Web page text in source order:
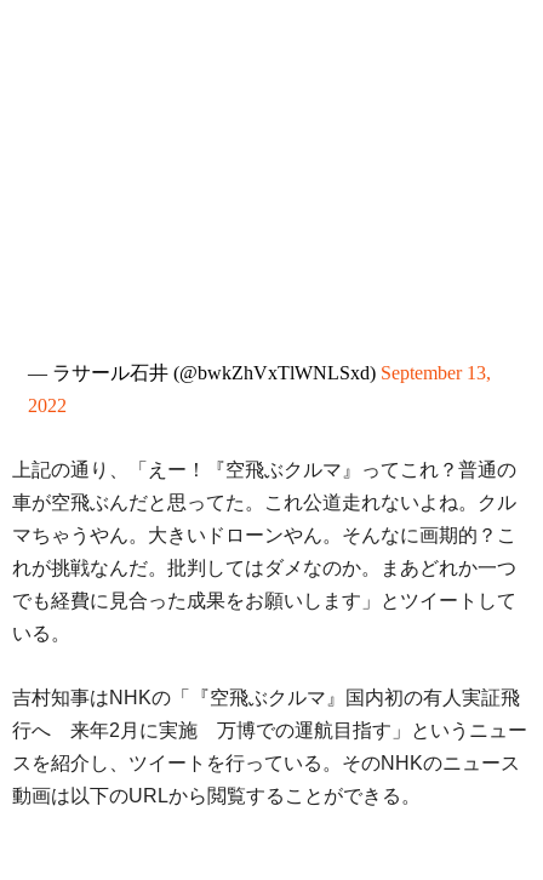
— ラサール石井 (@bwkZhVxTlWNLSxd) September 13,
2022
上記の通り、「えー！『空飛ぶクルマ』ってこれ？普通の
車が空飛ぶんだと思ってた。これ公道走れないよね。クル
マちゃうやん。大きいドローンやん。そんなに画期的？こ
れが挑戦なんだ。批判してはダメなのか。まあどれか一つ
でも経費に見合った成果をお願いします」とツイートして
いる。
吉村知事はNHKの「『空飛ぶクルマ』国内初の有人実証飛
行へ 来年2月に実施 万博での運航目指す」というニュー
スを紹介し、ツイートを行っている。そのNHKのニュース
動画は以下のURLから閲覧することができる。